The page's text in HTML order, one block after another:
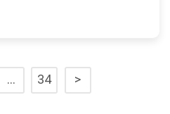
… 34 >